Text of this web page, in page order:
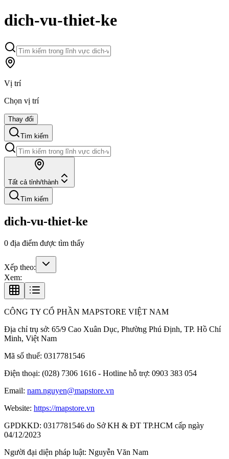
dich-vu-thiet-ke
Vị trí
Chọn vị trí
Thay đổi
Tìm kiếm
Tất cả tỉnh/thành
Tìm kiếm
dich-vu-thiet-ke
0 địa điểm được tìm thấy
Xếp theo:
Xem:
CÔNG TY CỔ PHẦN MAPSTORE VIỆT NAM
Địa chỉ trụ sở: 65/9 Cao Xuân Dục, Phường Phú Định, TP. Hồ Chí
Minh, Việt Nam
Mã số thuế: 0317781546
Điện thoại: (028) 7306 1616 - Hotline hỗ trợ: 0903 383 054
Email: nam.nguyen@mapstore.vn
Website: https://mapstore.vn
GPDKKD: 0317781546 do Sở KH & ĐT TP.HCM cấp ngày
04/12/2023
Người đại diện pháp luật: Nguyễn Văn Nam